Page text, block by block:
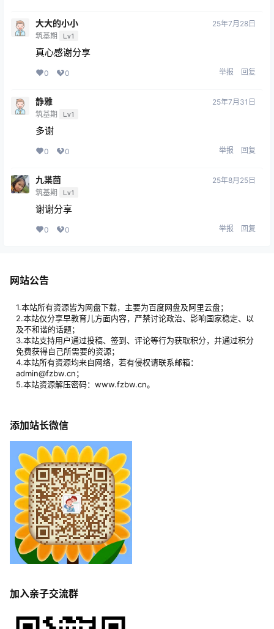
大大的小小
筑基期 Lv1
25年7月28日
真心感谢分享
0 0 举报 回复
静雅
筑基期 Lv1
25年7月31日
多谢
0 0 举报 回复
九枼茴
筑基期 Lv1
25年8月25日
谢谢分享
0 0 举报 回复
网站公告
1.本站所有资源皆为网盘下载，主要为百度网盘及阿里云盘；
2.本站仅分享早教育儿方面内容，严禁讨论政治、影响国家稳定、以
及不和谐的话题；
3.本站支持用户通过投稿、签到、评论等行为获取积分，并通过积分
免费获得自己所需要的资源；
4.本站所有资源均来自网络，若有侵权请联系邮箱：
admin@fzbw.cn；
5.本站资源解压密码：www.fzbw.cn。
添加站长微信
加入亲子交流群